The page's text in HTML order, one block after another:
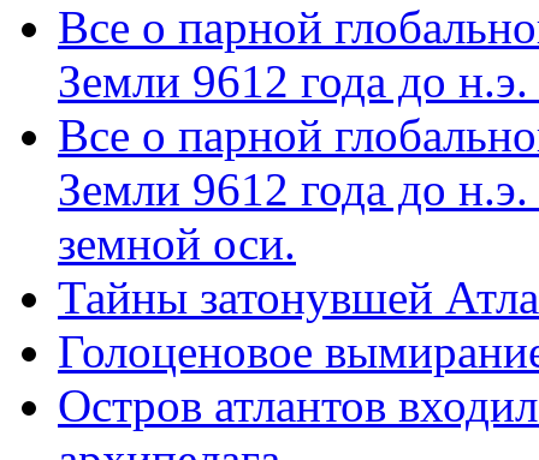
Все о парной
Земли 9612 года до
Все о парной
Земли 9612 года до
земной оси.
Тайны затонувшей
Голоценовое
Остров атлантов